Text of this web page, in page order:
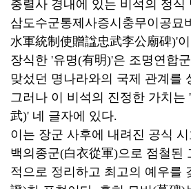
충렬사 경내에 있는 비석의 정식
삼도수군통제사증시충무이공묘
水軍統制使贈諡忠武李公廟碑)'
장식한 '유명(有明)'은 조명연합
맞섰던 명나라와의 국제 관계를
그러나 이 비석의 진정한 가치는
武)' 네 글자에 있다.
이는 장군 사후에 내려진 공식
백의종군(白衣從軍)으로 점철된
적으로 정리하고 최고의 예우를